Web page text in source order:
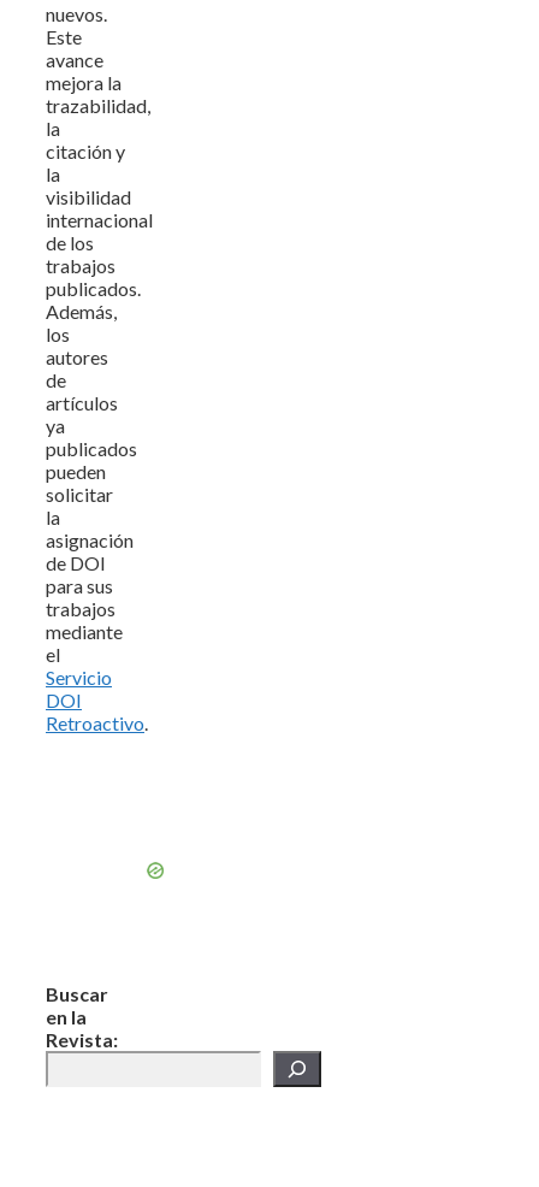
nuevos.
Este
avance
mejora la
trazabilidad,
la
citación y
la
visibilidad
internacional
de los
trabajos
publicados.
Además,
los
autores
de
artículos
ya
publicados
pueden
solicitar
la
asignación
de DOI
para sus
trabajos
mediante
el
Servicio
DOI
Retroactivo.
Buscar
en la
Revista: